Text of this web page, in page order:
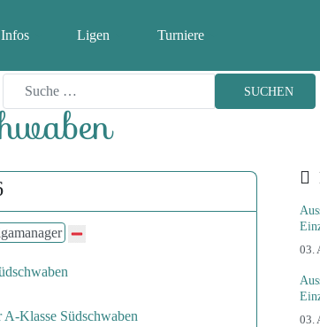
Infos Ligen Turniere
SUCHEN
Klasse Südschwaben
03.
03.